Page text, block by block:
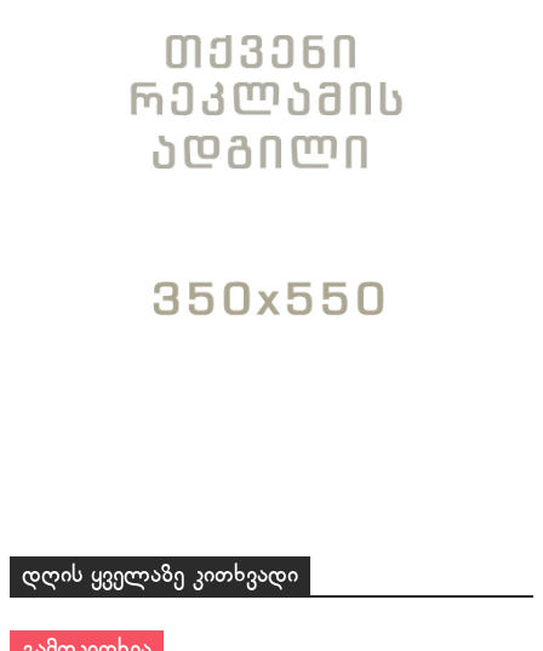
დღის ყველაზე კითხვადი